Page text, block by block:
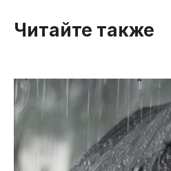
Читайте также